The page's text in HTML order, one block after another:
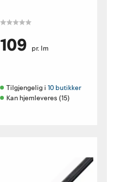
109 pr. lm
Tilgjengelig i 10 butikker
Kan hjemleveres (15)